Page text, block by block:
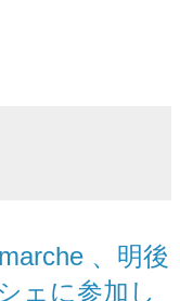
、明後
ェに参加し